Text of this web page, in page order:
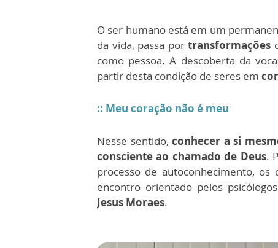
O ser humano está em um
da vida, passa portransformações
como pessoa. A descoberta da
partir desta condição de seres em
:: Meu coração não é meu
Nesse sentido,conhecer a si
consciente ao chamado de Deus.
processo de autoconhecimento,
encontro orientado pelos psicólogos
Jesus Moraes.